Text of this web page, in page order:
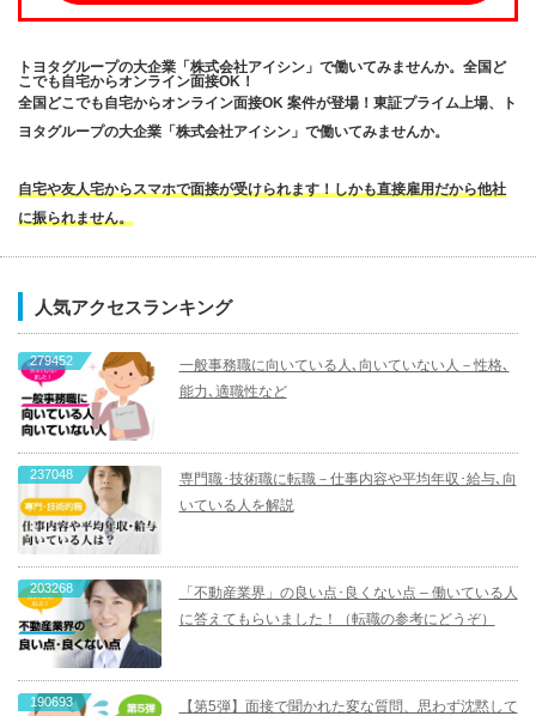
トヨタグループの大企業「株式会社アイシン」で働いてみませんか。全国ど
こでも自宅からオンライン面接OK！
全国どこでも自宅からオンライン面接OK 案件が登場！東証プライム上場、ト
ヨタグループの大企業「株式会社アイシン」で働いてみませんか。
自宅や友人宅からスマホで面接が受けられます！しかも直接雇用だから他社
に振られません。
人気アクセスランキング
279452
一般事務職に向いている人､向いていない人－性格､
能力､適職性など
237048
専門職･技術職に転職－仕事内容や平均年収･給与､向
いている人を解説
203268
「不動産業界」の良い点･良くない点 – 働いている人
に答えてもらいました！（転職の参考にどうぞ）
190693
【第5弾】面接で聞かれた変な質問、思わず沈黙して